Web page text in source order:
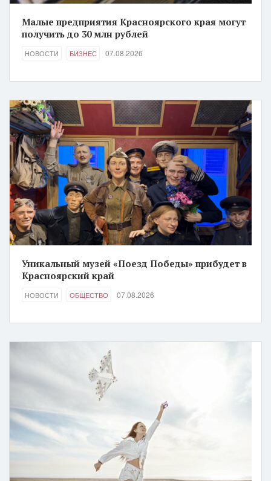
Малые предприятия Красноярского края могут
получить до 30 млн рублей
НОВОСТИ БИЗНЕС 07.08.2026
Уникальный музей «Поезд Победы» прибудет в
Красноярский край
НОВОСТИ ОБЩЕСТВО 07.08.2026